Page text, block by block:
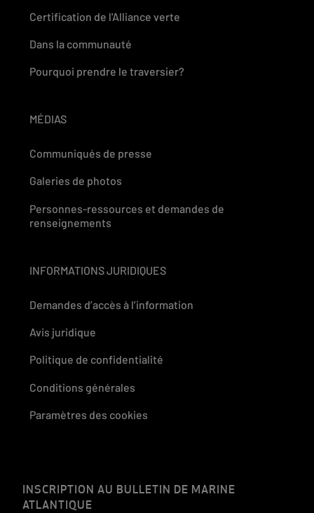
Certification de l'Alliance verte
Dans la communauté
Pourquoi prendre le traversier?
MÉDIAS
Communiqués de presse
Galeries de photos
Personnes-ressources et demandes de
renseignements
INFORMATIONS JURIDIQUES
Demandes d’accès à l’information
Avis juridique
Politique de confidentialité
Conditions générales
Paramètres des cookies
INSCRIPTION AU BULLETIN DE MARINE
ATLANTIQUE